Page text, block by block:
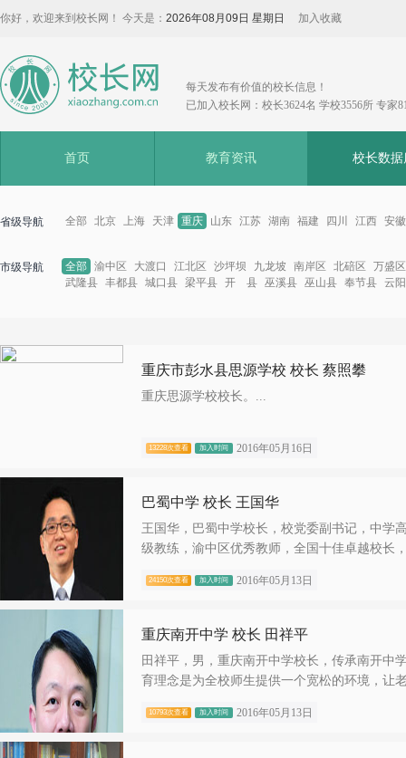
你好，欢迎来到校长网！ 今天是： 2026年08月09日 星期日 加入收藏
每天发布有价值的校长信息！
已加入校长网：校长3624名 学校3556所 专家
首页 教育资讯 校长数据
省级导航 全部 北京 上海 天津 重庆 山东 江苏 湖南 福建 四川 江西 安徽
市级导航 全部 渝中区 大渡口 江北区 沙坪坝 九龙坡 南岸区 北碚区
万盛区
武隆县 丰都县 城口县 梁平县 开 县 巫溪县 巫山县 奉节县 云
重庆市彭水县思源学校 校长 蔡照攀
重庆思源学校校长。...
13228次查看 加入时间 2016年05月16日
巴蜀中学 校长 王国华
王国华，巴蜀中学校长，校党委副书记，中学
级教练，渝中区优秀教师，全国十佳卓越校长
24150次查看 加入时间 2016年05月13日
重庆南开中学 校长 田祥平
田祥平，男，重庆南开中学校长，传承南开中
育理念是为全校师生提供一个宽松的环境，让
10793次查看 加入时间 2016年05月13日